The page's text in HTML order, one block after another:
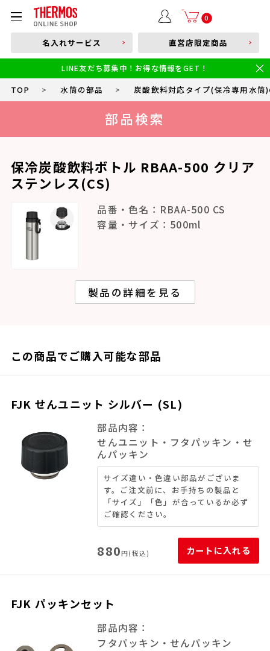
0
部品購入はこちら
本体品番やキーワードを入力
食洗機対応 新製品
幼児・園児向け水筒
小学生 低・中学年向け水筒
小学生 中・高学年向け水筒
名入れサービス 直営店限定商品
LINE友だち募集中！お得な情報をGET！
TOP > 水筒の部品 > 炭酸飲料対応タイプ(保冷専用水筒
部品検索
保冷炭酸飲料ボトル RBAA-500 クリア
ステンレス(CS)
品番・色名：RBAA-500 CS
容量・サイズ：500ml
製品の詳細を見る
この商品でご購入可能な部品
FJK せんユニット シルバー (SL)
部品内容：
せんユニット・フタパッキン・せ
んパッキン
サイズ違い・色違い部品がございま
す。ご注文前に、お手持ちの製品と
「サイズ」「色」が合っているか必ず
ご確認ください。
880円(税込) カートに入れる
FJK パッキンセット
部品内容：
フタパッキン・せんパッキン